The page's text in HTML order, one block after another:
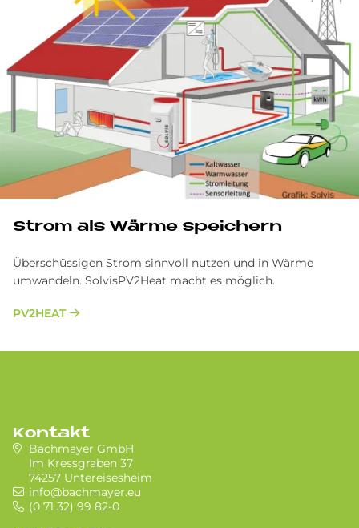
Strom als Wär­me spei­chern
Überschüssigen Strom sinnvoll nutzen und in Wärme
umwandeln. SolvisPV2Heat macht es möglich.
PV2HEAT
Kontakt
Bachmayer GmbH
Im Kressgraben 37
74257 Untereisesheim
info@bachmayer.eu
(0 71 32) 99 82-0